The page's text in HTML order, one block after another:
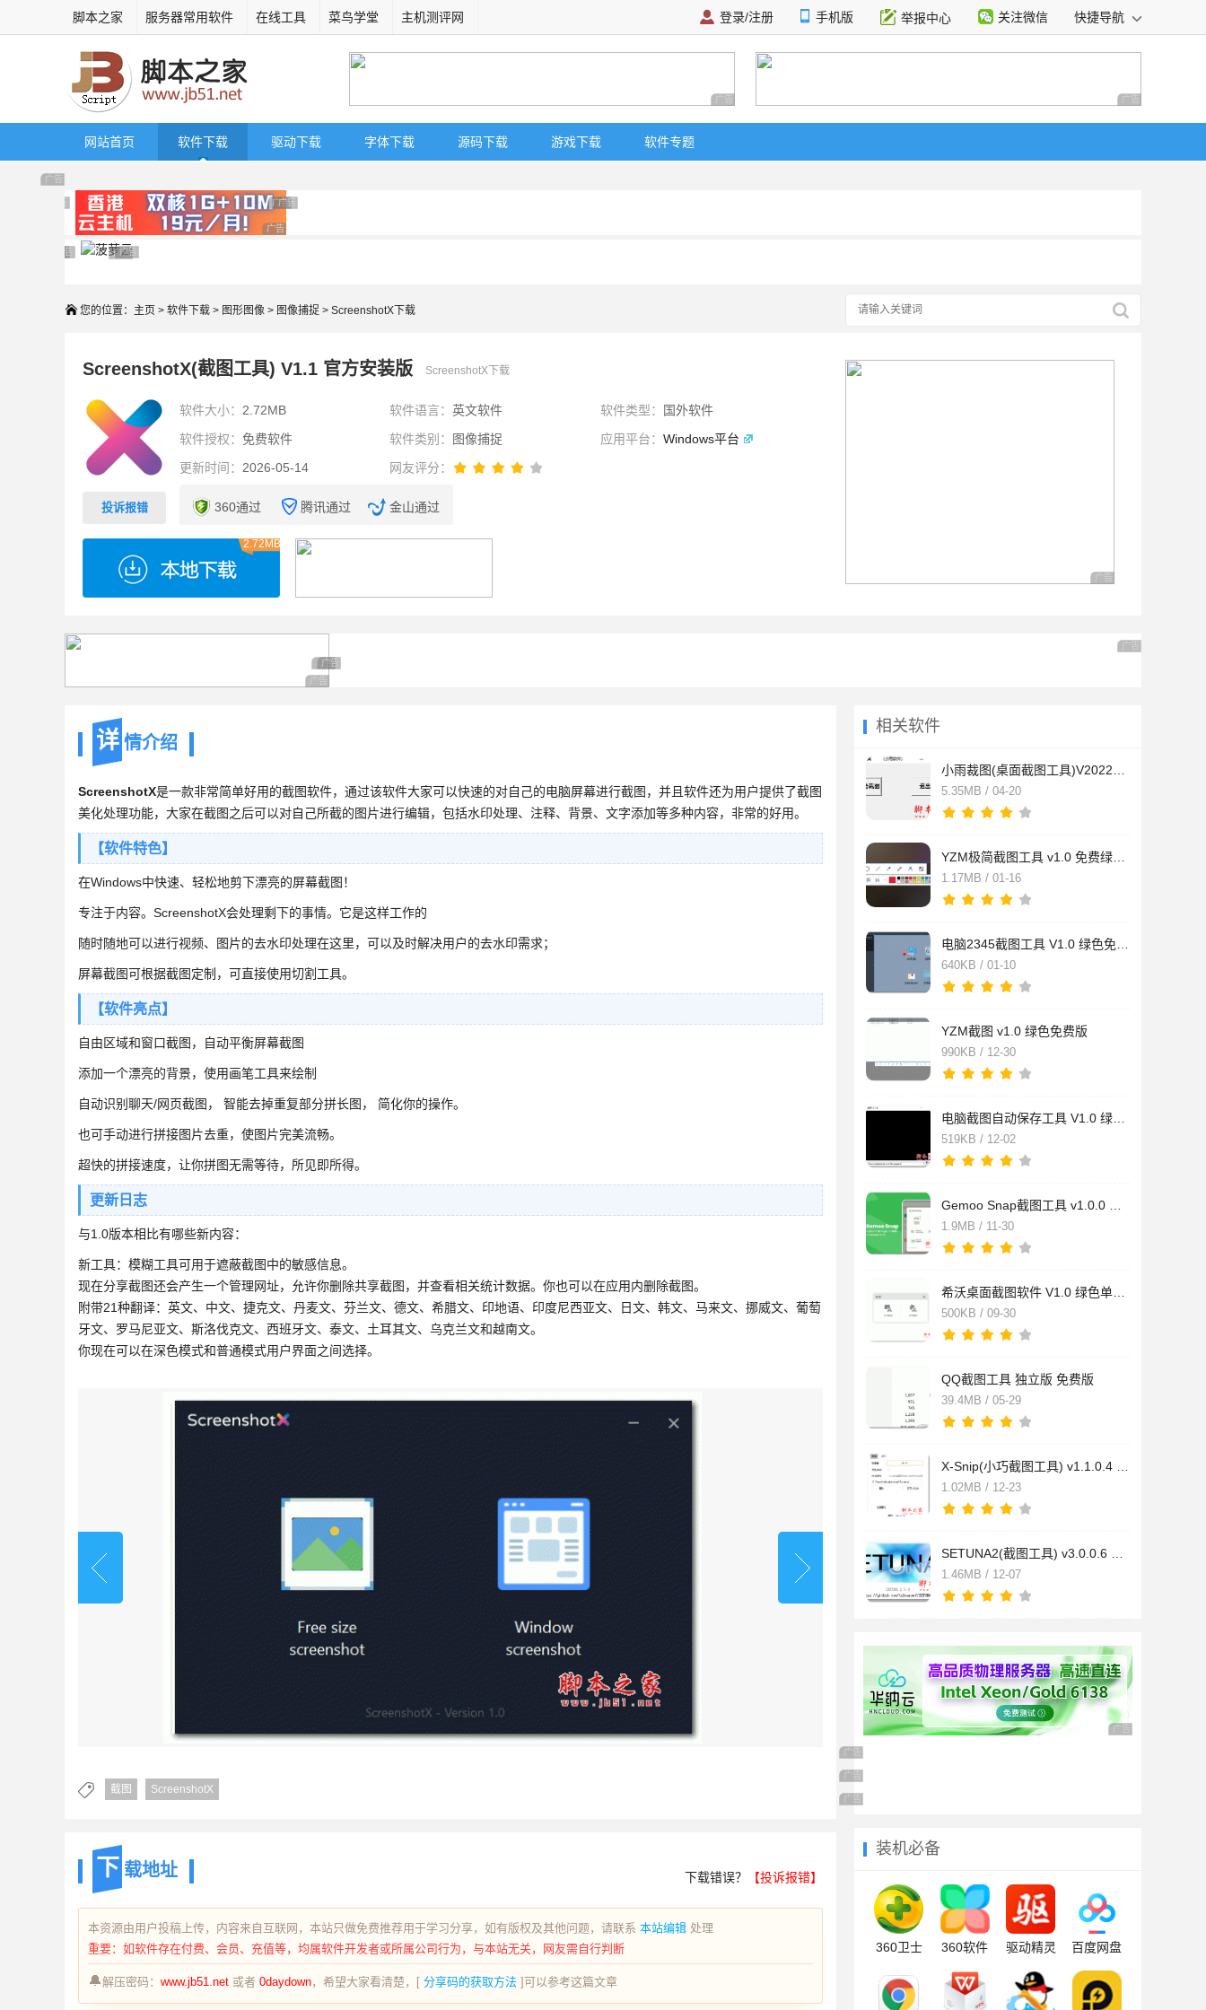
脚本之家 服务器常用软件 在线工具 菜鸟学堂 主机测评网 登录/注册 手机版 举报中心 关注微信 快捷导航
广告 商业广告，理性选择 广告 商业广告，理
网站首页 软件下载 驱动下载 字体下载 源码下载 游戏下载 软件专题
广告 商业广告，理性选择
广告 商业广告，理性选择
广告 商业广告，理性选择
广告 商业广告，理性选择
广告 商业广告，理性选择
广告 商业广告，理性选择
广告 商业广告，理性选择
广告 商业广告，理性选择
广告 商业广告，理性选择广告 商业广告，理性选择
广告 商业广告，理性选择
您的位置： 主页 > 软件下载 > 图形图像 > 图像捕捉 > ScreenshotX下载
ScreenshotX(截图工具) V1.1 官方安装版 ScreenshotX下载
投诉报错
软件大小： 2.72MB 软件语言：英文软件 软件类型：
国外软件
软件授权： 免费软件 软件类别： 图像捕捉 应用平台： Windows平台
更新时间： 2026-05-14 网友评分：
360通过 腾讯通过 金山通过
2.72MB
广告 商业广告，理性选择
广告 商业广告，理性选择
广告 商业广告，理性选择
广告 商业广告，理性选择
广告 商业广告，理
相关软件
5.35MB / 04-20
1.17MB / 01-16
640KB / 01-10
YZM截图 v1.0 绿色免费版
990KB / 12-30
519KB / 12-02
1.9MB / 11-30
500KB / 09-30
QQ截图工具 独立版 免费版
39.4MB / 05-29
1.02MB / 12-23
1.46MB / 12-07
广告 商业广告，理性
广告 商业广告，理性选择
广告 商业广告，理性选择
广告 商业广告，理性选择
装机必备
360卫士 360软件 驱动精灵 百度网盘
详 情介绍
ScreenshotX是一款非常简单好用的截图软件，通过该软件大家可以快速的对自己的电脑屏幕进行截图，并且软件还为用户提供了截图
美化处理功能，大家在截图之后可以对自己所截的图片进行编辑，包括水印处理、注释、背景、文字添加等多种内容，非常的好用。
【软件特色】
在Windows中快速、轻松地剪下漂亮的屏幕截图！
专注于内容。ScreenshotX会处理剩下的事情。它是这样工作的
随时随地可以进行视频、图片的去水印处理在这里，可以及时解决用户的去水印需求；
屏幕截图可根据截图定制，可直接使用切割工具。
【软件亮点】
自由区域和窗口截图，自动平衡屏幕截图
添加一个漂亮的背景，使用画笔工具来绘制
自动识别聊天/网页截图， 智能去掉重复部分拼长图， 简化你的操作。
也可手动进行拼接图片去重，使图片完美流畅。
超快的拼接速度，让你拼图无需等待，所见即所得。
更新日志
与1.0版本相比有哪些新内容：
新工具：模糊工具可用于遮蔽截图中的敏感信息。
现在分享截图还会产生一个管理网址，允许你删除共享截图，并查看相关统计数据。你也可以在应用内删除截图。
附带21种翻译：英文、中文、捷克文、丹麦文、芬兰文、德文、希腊文、印地语、印度尼西亚文、日文、韩文、马来文、挪威文、葡萄
牙文、罗马尼亚文、斯洛伐克文、西班牙文、泰文、土耳其文、乌克兰文和越南文。
你现在可以在深色模式和普通模式用户界面之间选择。
截图 ScreenshotX
下 载地址 下载错误？ 【投诉报错】
本资源由用户投稿上传，内容来自互联网，本站只做免费推荐用于学习分享，如有版权及其他问题，请联系 本站编辑 处理
重要：如软件存在付费、会员、充值等，均属软件开发者或所属公司行为，与本站无关，网友需自行判断
🔔解压密码： www.jb51.net 或者 0daydown，希望大家看清楚，[ 分享码的获取方法 ]可以参考这篇文章